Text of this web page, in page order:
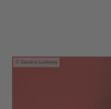
Sandra Ludewig